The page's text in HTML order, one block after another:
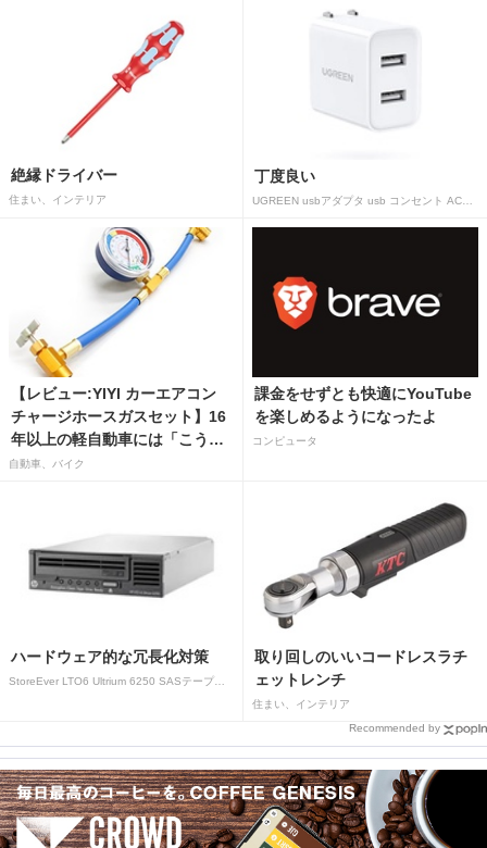
絶縁ドライバー
住まい、インテリア
丁度良い
【レビュー:YIYI カーエアコン
チャージホースガスセット】16
年以上の軽自動車には「こうか
はばつぐんだ」が…
自動車、バイク
課金をせずとも快適にYouTube
を楽しめるようになったよ
コンピュータ
ハードウェア的な冗長化対策
取り回しのいいコードレスラチ
ェットレンチ
住まい、インテリア
Recommended by